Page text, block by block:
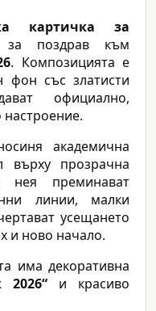
картичка за
за поздрав към
. Композицията е
фон със златисти
официално,
академична
върху прозрачна
нея преминават
линии, малки
усещането
и ново начало.
има декоративна
2026“и красиво